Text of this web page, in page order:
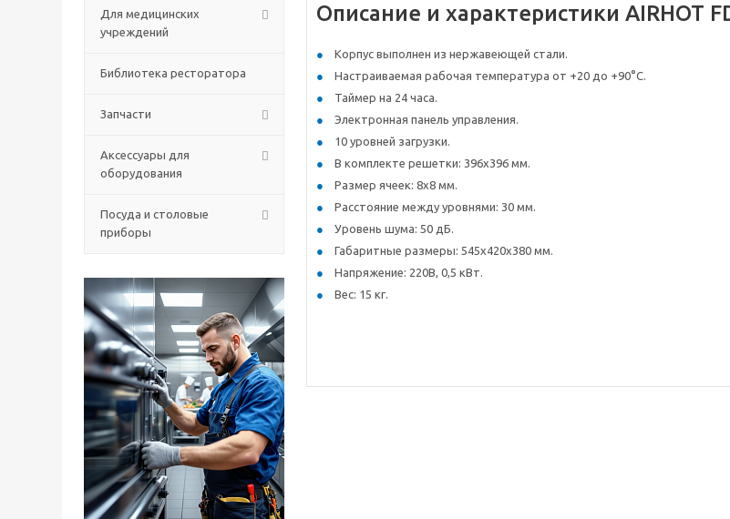
Для медицинских
учреждений
Библиотека ресторатора
Запчасти
Аксессуары для
оборудования
Посуда и столовые
приборы
Описание и характеристики AIRHOT
Корпус выполнен из нержавеющей стали.
Настраиваемая рабочая температура от +20 до +90°С.
Таймер на 24 часа.
Электронная панель управления.
10 уровней загрузки.
В комплекте решетки: 396х396 мм.
Размер ячеек: 8x8 мм.
Расстояние между уровнями: 30 мм.
Уровень шума: 50 дБ.
Габаритные размеры: 545х420х380 мм.
Напряжение: 220В, 0,5 кВт.
Вес: 15 кг.